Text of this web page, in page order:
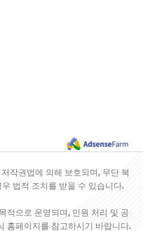
작권법에 의해 보호되며, 무단 복
법적 조치를 받을 수 있습니다.
적으로 운영되며, 민원 처리 및 공
홈페이지를 참고하시기 바랍니다.